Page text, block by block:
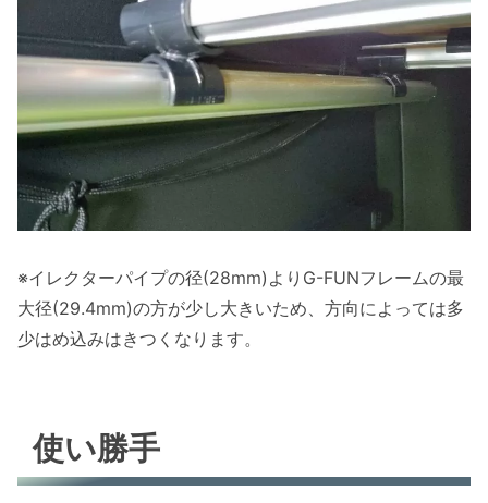
※イレクターパイプの径(28mm)よりG-FUNフレームの最
大径(29.4mm)の方が少し大きいため、方向によっては多
少はめ込みはきつくなります。
使い勝手